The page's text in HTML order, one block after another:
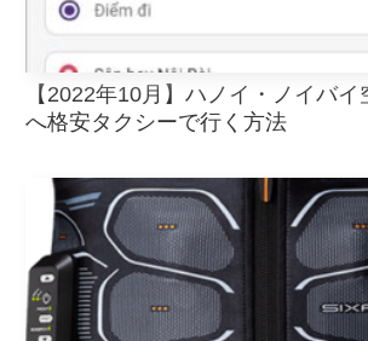
【2022年10月】ハノイ・ノイバ
へ格安タクシーで行く方法